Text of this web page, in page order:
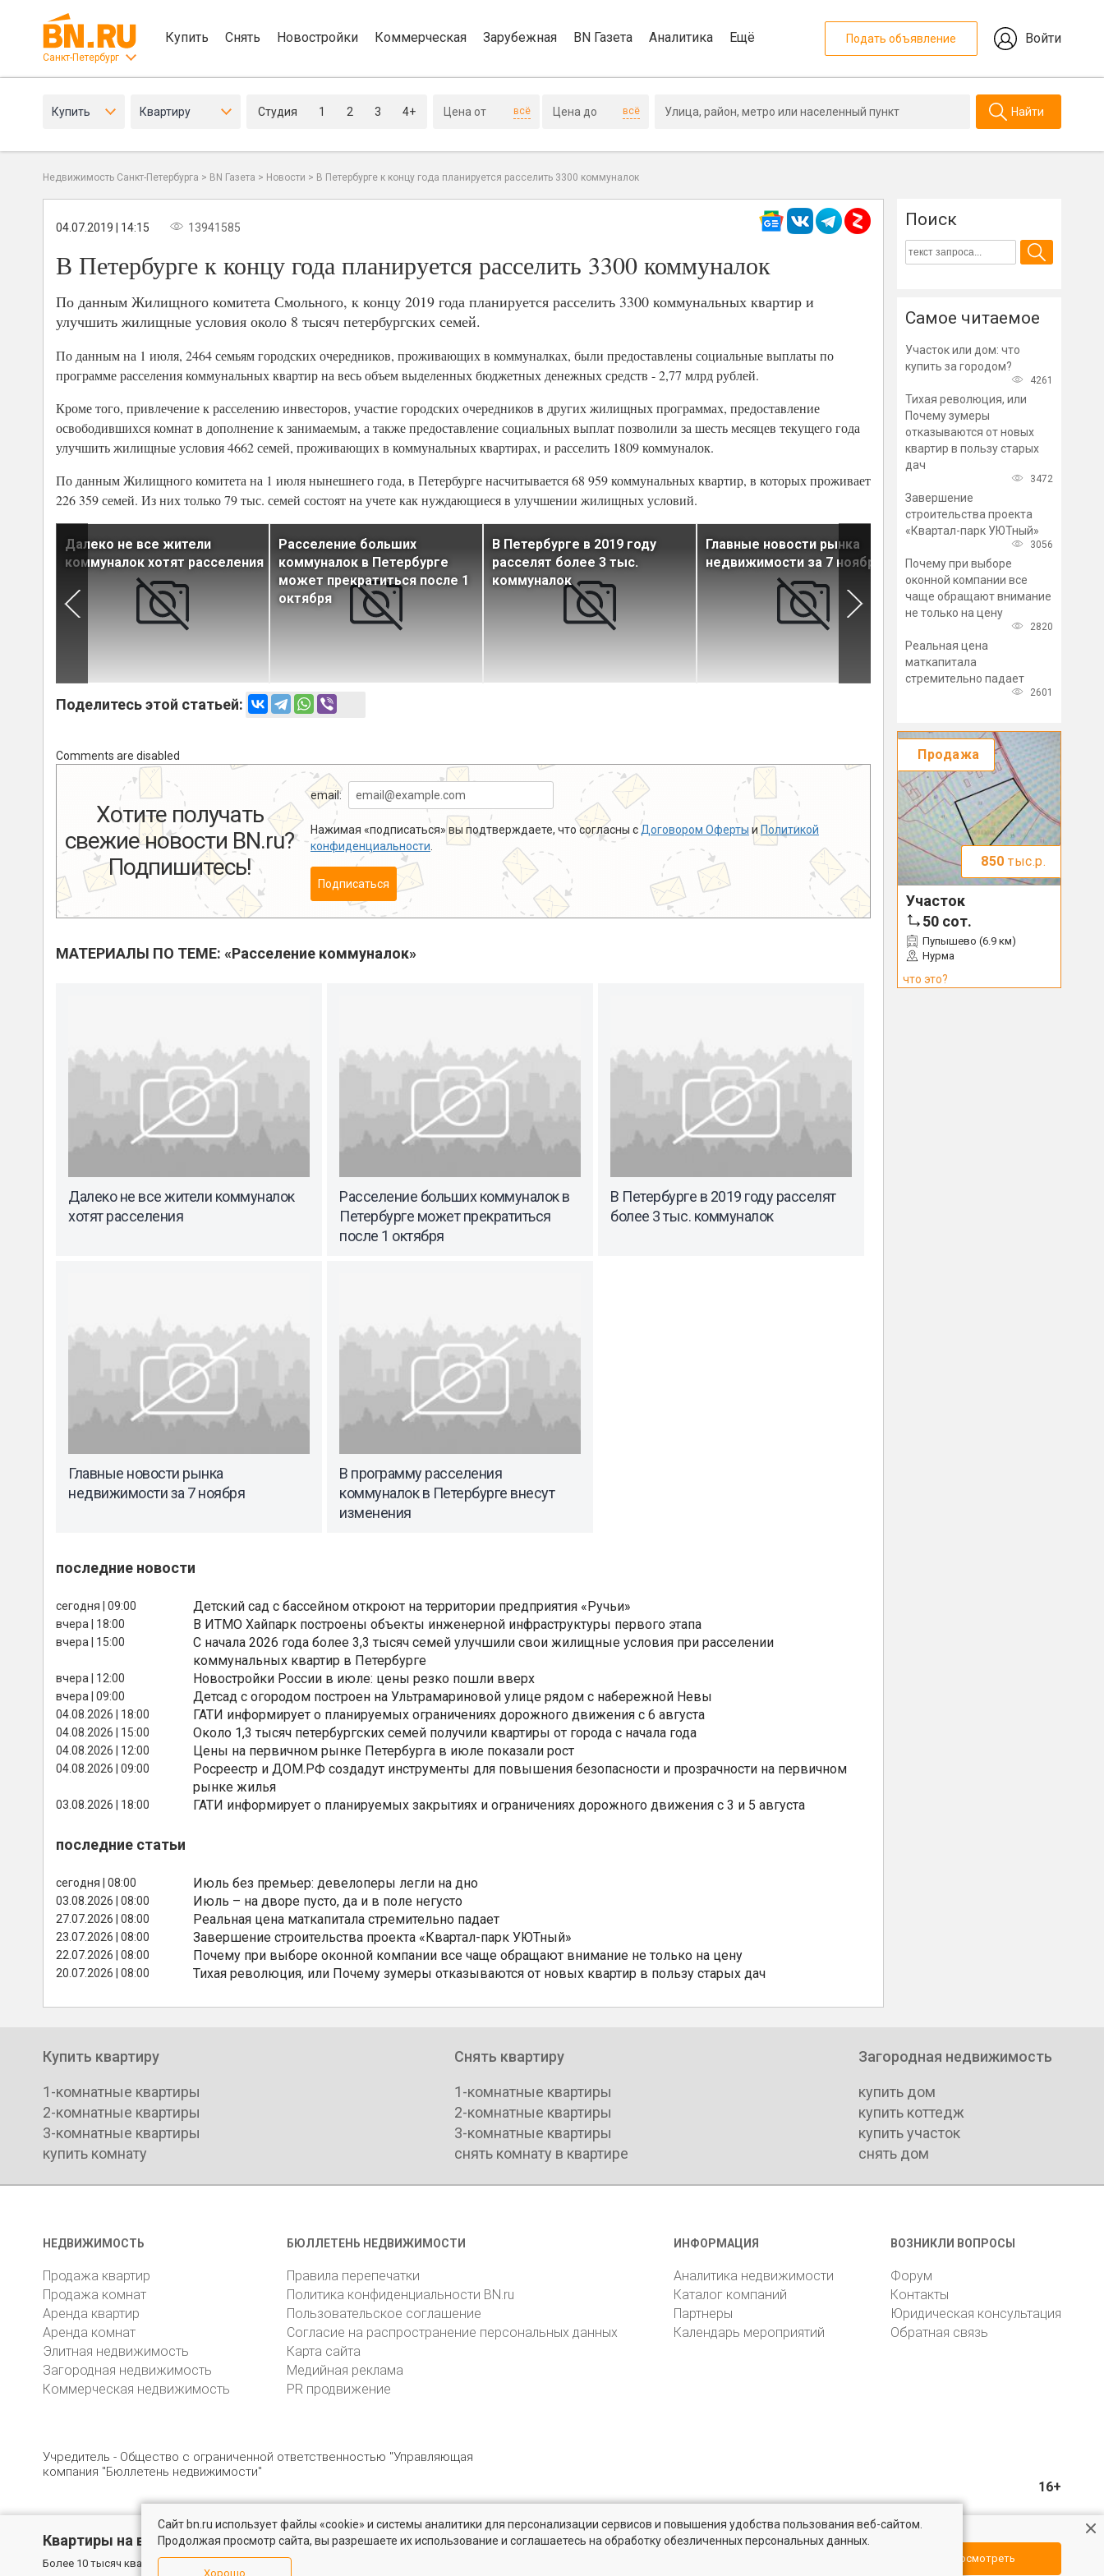
Санкт-Петербург
Купить Снять Новостройки Коммерческая Зарубежная BN Газета Аналитика Ещё Подать объявление Войти
Купить Квартиру Студия 1 2 3 4+ всё всё Найти
Недвижимость Санкт-Петербурга > BN Газета > Новости > В Петербурге к концу года планируется расселить 3300 коммуналок
04.07.2019 | 14:15 13941585
В Петербурге к концу года планируется расселить 3300 коммуналок
По данным Жилищного комитета Смольного, к концу 2019 года планируется расселить 3300 коммунальных квартир и
улучшить жилищные условия около 8 тысяч петербургских семей.
По данным на 1 июля, 2464 семьям городских очередников, проживающих в коммуналках, были предоставлены социальные выплаты по
программе расселения коммунальных квартир на весь объем выделенных бюджетных денежных средств - 2,77 млрд рублей.
Кроме того, привлечение к расселению инвесторов, участие городских очередников в других жилищных программах, предоставление
освободившихся комнат в дополнение к занимаемым, а также предоставление социальных выплат позволили за шесть месяцев текущего года
улучшить жилищные условия 4662 семей, проживающих в коммунальных квартирах, и расселить 1809 коммуналок.
По данным Жилищного комитета на 1 июля нынешнего года, в Петербурге насчитывается 68 959 коммунальных квартир, в которых проживает
226 359 семей. Из них только 79 тыс. семей состоят на учете как нуждающиеся в улучшении жилищных условий.
Далеко не все жители
коммуналок хотят расселения
Расселение больших
коммуналок в Петербурге
может прекратиться после 1
октября
В Петербурге в 2019 году
расселят более 3 тыс.
коммуналок
Главные новости рынка
недвижимости за 7 ноября
В программу расселения
коммуналок в Петербурге
внесут изменения
Квартиры на вторичном рынке
Более 10 тысяч квартир в Санкт-Петербурге и области от собственников и агентств недвижимости Посмотреть
Поделитесь этой статьей:
Comments are disabled
Хотите получать
свежие новости BN.ru?
Подпишитесь!
email:
Нажимая «подписаться» вы подтверждаете, что согласны с Договором Оферты и Политикой
конфиденциальности
Подписаться
МАТЕРИАЛЫ ПО ТЕМЕ: «Расселение коммуналок»
Далеко не все жители коммуналок
хотят расселения
Расселение больших коммуналок в
Петербурге может прекратиться
после 1 октября
В Петербурге в 2019 году расселят
более 3 тыс. коммуналок
Главные новости рынка
недвижимости за 7 ноября
В программу расселения
коммуналок в Петербурге внесут
изменения
последние новости
сегодня | 09:00 Детский сад с бассейном откроют на территории предприятия «Ручьи»
вчера | 18:00 В ИТМО Хайпарк построены объекты инженерной инфраструктуры первого этапа
вчера | 15:00
С начала 2026 года более 3,3 тысяч семей улучшили свои жилищные условия при расселении
коммунальных квартир в Петербурге
вчера | 12:00 Новостройки России в июле: цены резко пошли вверх
вчера | 09:00 Детсад с огородом построен на Ультрамариновой улице рядом с набережной Невы
04.08.2026 | 18:00 ГАТИ информирует о планируемых ограничениях дорожного движения с 6 августа
04.08.2026 | 15:00 Около 1,3 тысяч петербургских семей получили квартиры от города с начала года
04.08.2026 | 12:00 Цены на первичном рынке Петербурга в июле показали рост
04.08.2026 | 09:00
Росреестр и ДОМ.РФ создадут инструменты для повышения безопасности и прозрачности на первичном
рынке жилья
03.08.2026 | 18:00 ГАТИ информирует о планируемых закрытиях и ограничениях дорожного движения с 3 и 5 августа
последние статьи
сегодня | 08:00 Июль без премьер: девелоперы легли на дно
03.08.2026 | 08:00 Июль – на дворе пусто, да и в поле негусто
27.07.2026 | 08:00 Реальная цена маткапитала стремительно падает
23.07.2026 | 08:00 Завершение строительства проекта «Квартал-парк УЮТный»
22.07.2026 | 08:00 Почему при выборе оконной компании все чаще обращают внимание не только на цену
20.07.2026 | 08:00 Тихая революция, или Почему зумеры отказываются от новых квартир в пользу старых дач
Поиск
Самое читаемое
Участок или дом: что
купить за городом?
4261
Тихая революция, или
Почему зумеры
отказываются от новых
квартир в пользу старых
дач
3472
Завершение
строительства проекта
«Квартал-парк УЮТный»
3056
Почему при выборе
оконной компании все
чаще обращают внимание
не только на цену
2820
Реальная цена
маткапитала
стремительно падает
2601
Продажа
850 тыс.р.
Участок
50 сот.
Пупышево (6.9 км)
Нурма
что это?
Купить квартиру
1-комнатные квартиры
2-комнатные квартиры
3-комнатные квартиры
купить комнату
Снять квартиру
1-комнатные квартиры
2-комнатные квартиры
3-комнатные квартиры
снять комнату в квартире
Загородная недвижимость
купить дом
купить коттедж
купить участок
снять дом
НЕДВИЖИМОСТЬ
Продажа квартир
Продажа комнат
Аренда квартир
Аренда комнат
Элитная недвижимость
Загородная недвижимость
Коммерческая недвижимость
БЮЛЛЕТЕНЬ НЕДВИЖИМОСТИ
Правила перепечатки
Политика конфиденциальности BN.ru
Пользовательское соглашение
Согласие на распространение персональных данных
Карта сайта
Медийная реклама
PR продвижение
ИНФОРМАЦИЯ
Аналитика недвижимости
Каталог компаний
Партнеры
Календарь мероприятий
ВОЗНИКЛИ ВОПРОСЫ
Форум
Контакты
Юридическая консультация
Обратная связь
Учредитель - Общество с ограниченной ответственностью "Управляющая
компания "Бюллетень недвижимости"
16+
© 2005 – 2026, ООО «УК «БН» 8 (812) 331-93-56 196105, Санкт-Петербург, пр. Юрия Гагарина, 1 reklama@bn.ru
Сайт bn.ru использует файлы «cookie» и системы аналитики для персонализации сервисов и повышения удобства пользования веб-сайтом.
Продолжая просмотр сайта, вы разрешаете их использование и соглашаетесь на обработку обезличенных персональных данных.
Хорошо